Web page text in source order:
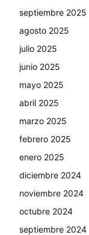
septiembre 2025
agosto 2025
julio 2025
junio 2025
mayo 2025
abril 2025
marzo 2025
febrero 2025
enero 2025
diciembre 2024
noviembre 2024
octubre 2024
septiembre 2024